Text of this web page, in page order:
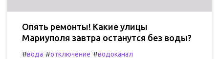
Опять ремонты! Какие улицы
Мариуполя завтра останутся без воды?
#вода #отключение #водоканал